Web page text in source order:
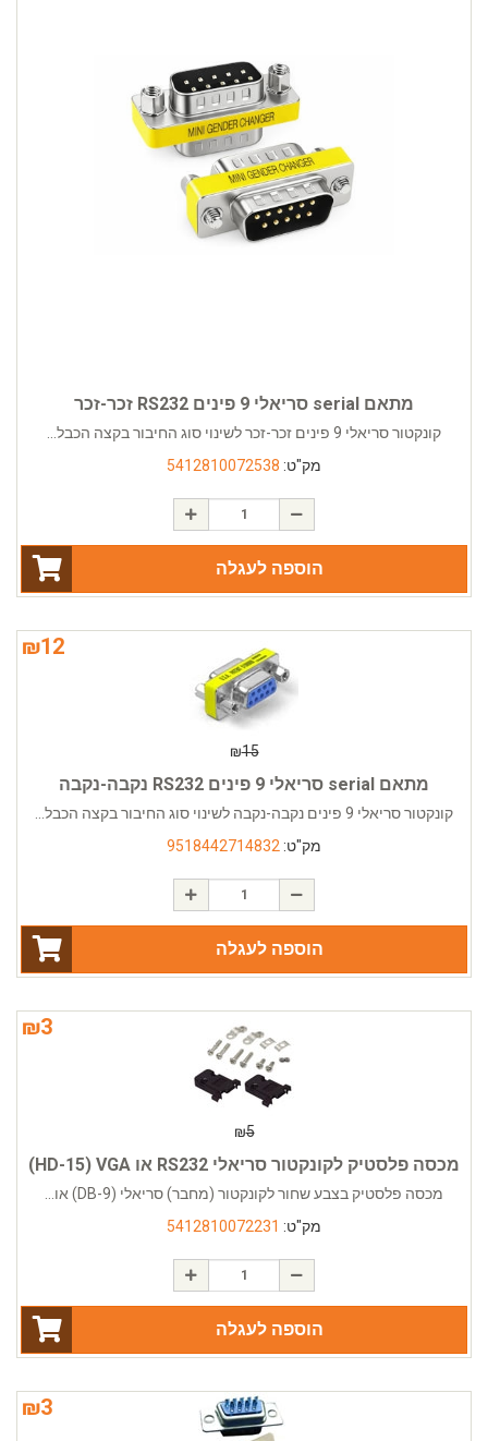
מתאם serial סריאלי 9 פינים RS232 זכר-זכר
קונקטור סריאלי 9 פינים זכר-זכר לשינוי סוג החיבור בקצה הכבל...
מק"ט: 5412810072538
הוספה לעגלה
₪12
₪15
מתאם serial סריאלי 9 פינים RS232 נקבה-נקבה
קונקטור סריאלי 9 פינים נקבה-נקבה לשינוי סוג החיבור בקצה הכבל...
מק"ט: 9518442714832
הוספה לעגלה
₪3
₪5
מכסה פלסטיק לקונקטור סריאלי RS232 או HD-15) VGA)
מכסה פלסטיק בצבע שחור לקונקטור (מחבר) סריאלי (DB-9) או...
מק"ט: 5412810072231
הוספה לעגלה
₪3